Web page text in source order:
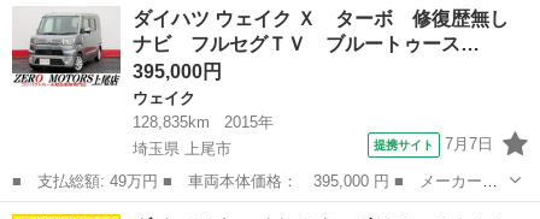
ボリミテッドＳＡＩＩＩ 衝突被害軽減ブレーキ 車線逸脱警報 ペ
ダル踏み...
千葉 印西市 ウェイク
ダイハツ ウェイク Ｘ ターボ 修復歴無し
ナビ フルセグＴＶ ブルートゥース…
395,000円
ウェイク
128,835km
2015年
埼玉県 上尾市
提携サイト 7月7日
■ 支払総額: 49万円 ■ 車両本体価格： 395,000 円 ■ メーカー
名： ダイハツ ■ 車種名： ウェイク ■ グレード名： Ｘ ター
埼玉 上尾市 ウェイク